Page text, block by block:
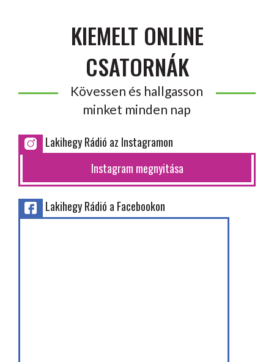
KIEMELT ONLINE
CSATORNÁK
Kövessen és hallgasson
minket minden nap
Lakihegy Rádió az Instagramon
Instagram megnyitása
Lakihegy Rádió a Facebookon